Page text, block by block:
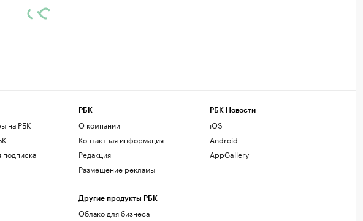
на РБК
подписка
РБК
О компании
Контактная информация
Редакция
Размещение рекламы
Другие продукты РБК
Облако для бизнеса
РБК Новости
iOS
Android
AppGallery